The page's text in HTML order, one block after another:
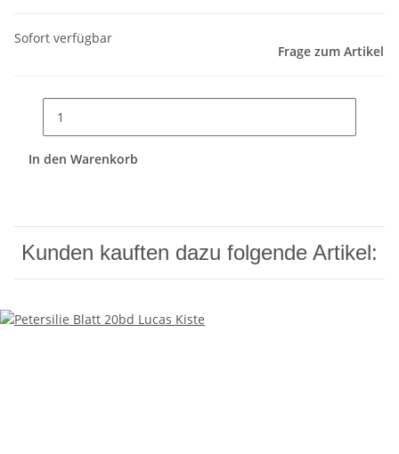
Sofort verfügbar
Frage zum Artikel
In den Warenkorb
Kunden kauften dazu folgende Artikel: